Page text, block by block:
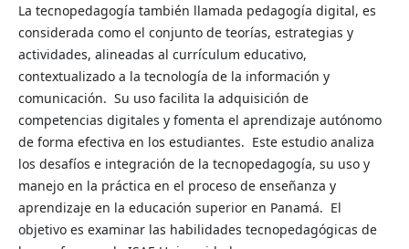
La tecnopedagogía también llamada pedagogía digital, es
considerada como el conjunto de teorías, estrategias y
actividades, alineadas al currículum educativo,
contextualizado a la tecnología de la información y
comunicación. Su uso facilita la adquisición de
competencias digitales y fomenta el aprendizaje autónomo
de forma efectiva en los estudiantes. Este estudio analiza
los desafíos e integración de la tecnopedagogía, su uso y
manejo en la práctica en el proceso de enseñanza y
aprendizaje en la educación superior en Panamá. El
objetivo es examinar las habilidades tecnopedagógicas de